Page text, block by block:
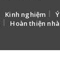
Kinh nghiệm
Hoàn thiện nhà